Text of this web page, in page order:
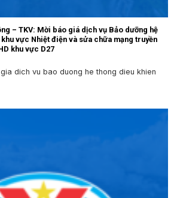
– TKV: Mời báo giá dịch vụ Bảo dưỡng hệ
vực Nhiệt điện và sửa chữa mạng truyền
khu vực D27
dich vu bao duong he thong dieu khien